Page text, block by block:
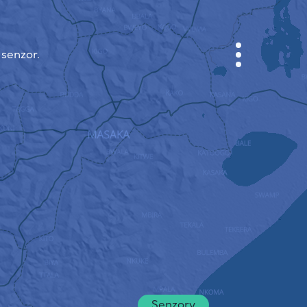
KABINET
MAPA MĚSTA
SENZOR NEBO
JAZYK STRÁNEK
Deutsch